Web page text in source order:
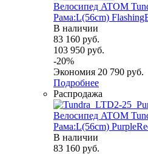
Велосипед ATOM
Рама:L(56cm)
В наличии
83 160 руб.
103 950 руб.
-20%
Экономия 20 790 руб.
Подробнее
Распродажа
Велосипед ATOM
Рама:L(56cm)
В наличии
83 160 руб.